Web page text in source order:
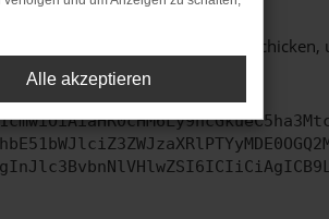
Du kannst uns diesen Text schicken,
Alle akzeptieren